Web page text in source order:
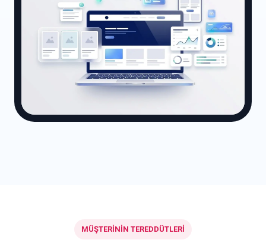
MÜŞTERİNİN TEREDDÜTLERİ